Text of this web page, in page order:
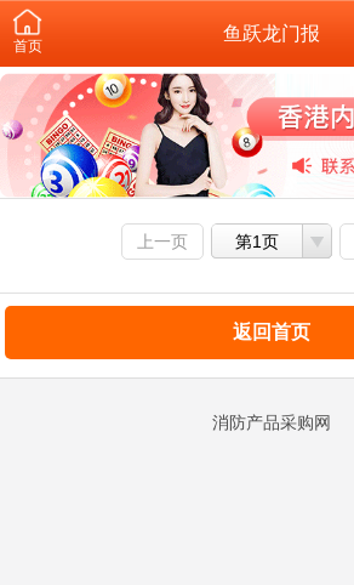
首页
鱼跃龙门报
上一页 第1页
返回首页
消防产品采购网